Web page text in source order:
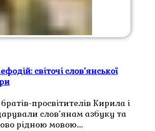
світочі слов’янської
просвітителів Кирила і
слов’янам азбуку та
рідною мовою.…